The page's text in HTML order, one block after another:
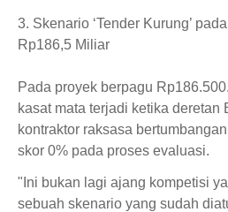
3. Skenario ‘Tender Kurung’
Rp186,5 Miliar
Pada proyek berpagu
kasat mata terjadi ketika deretan
kontraktor raksasa
skor 0% pada proses evaluasi.
"Ini bukan lagi ajang kompetisi
sebuah skenario yang sudah